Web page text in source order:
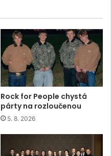
Rock for People chystá
párty na rozloučenou
5. 8. 2026